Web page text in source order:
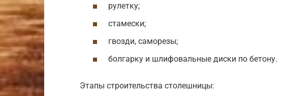
рулетку;
стамески;
гвозди, саморезы;
болгарку и шлифовальные диски по бетону.
Этапы строительства столешницы: